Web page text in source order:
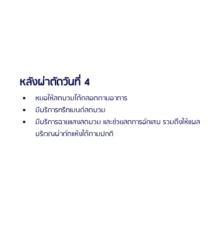
หลังผ่าตัดวันที่ 4
หมอให้ลดบวมได้ตลอดตามอาการ
มีบริการทรีทเมนต์ลดบวม
มีบริการฉายแสงลดบวม และช่วยลดการอักเสบ รวมถึงให้แผล
บริเวณผ่าตัดแห้งได้ตามปกติ